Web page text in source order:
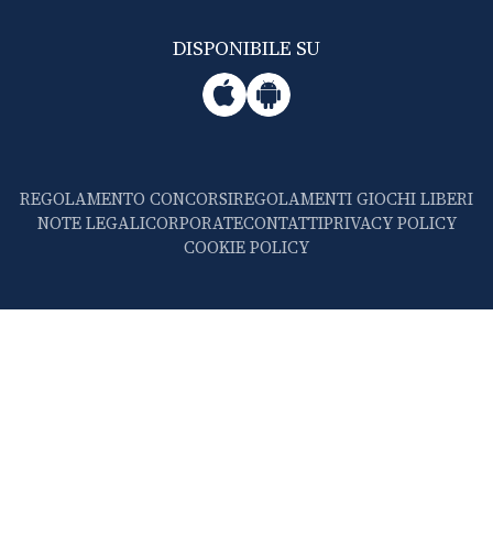
DISPONIBILE SU
REGOLAMENTO CONCORSIREGOLAMENTI GIOCHI LIBERI
NOTE LEGALICORPORATECONTATTIPRIVACY POLICY
COOKIE POLICY